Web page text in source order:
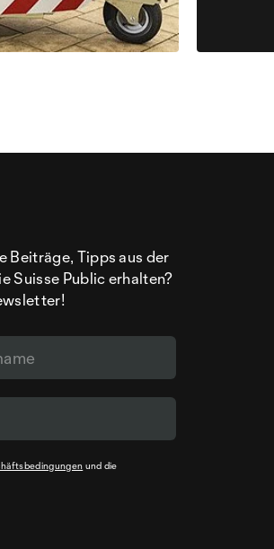
Beiträge, Tipps aus der
Suisse Public erhalten?
und die